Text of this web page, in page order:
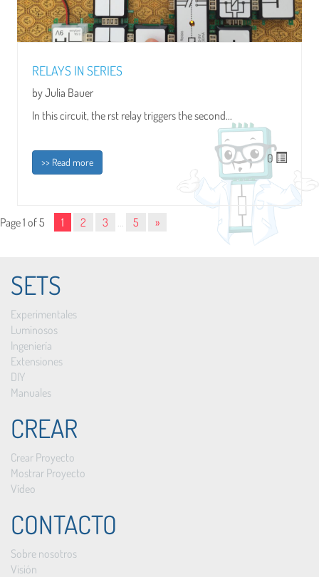
RELAYS IN SERIES
by Julia Bauer
In this circuit, the rst relay triggers the second...
>> Read more 0
Page 1 of 5 1 2 3 … 5 »
SETS
Experimentales
Luminosos
Ingeniería
Extensiones
DIY
Manuales
CREAR
Crear Proyecto
Mostrar Proyecto
Vídeo
CONTACTO
Sobre nosotros
Visión